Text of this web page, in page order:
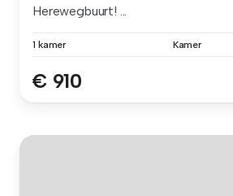
Herewegbuurt! ...
1 kamer Kamer
€ 910